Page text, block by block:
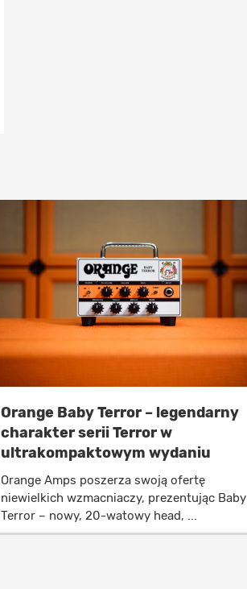
Orange Baby Terror – legendarny
charakter serii Terror w
ultrakompaktowym wydaniu
Orange Amps poszerza swoją ofertę
niewielkich wzmacniaczy, prezentując Baby
Terror – nowy, 20-watowy head, ...